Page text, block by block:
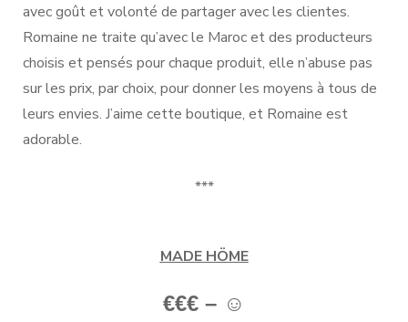
avec goût et volonté de partager avec les clientes.
Romaine ne traite qu’avec le Maroc et des producteurs
choisis et pensés pour chaque produit, elle n’abuse pas
sur les prix, par choix, pour donner les moyens à tous de
leurs envies. J’aime cette boutique, et Romaine est
adorable.
***
MADE HÖME
€€€ – ☺